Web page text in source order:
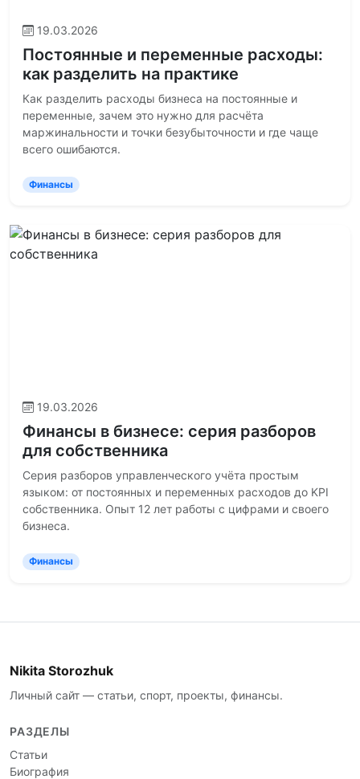
19.03.2026
Постоянные и переменные расходы:
как разделить на практике
Как разделить расходы бизнеса на постоянные и
переменные, зачем это нужно для расчёта
маржинальности и точки безубыточности и где чаще
всего ошибаются.
Финансы
19.03.2026
Финансы в бизнесе: серия разборов
для собственника
Серия разборов управленческого учёта простым
языком: от постоянных и переменных расходов до KPI
собственника. Опыт 12 лет работы с цифрами и своего
бизнеса.
Финансы
Nikita Storozhuk
Личный сайт — статьи, спорт, проекты, финансы.
РАЗДЕЛЫ
Статьи
Биография